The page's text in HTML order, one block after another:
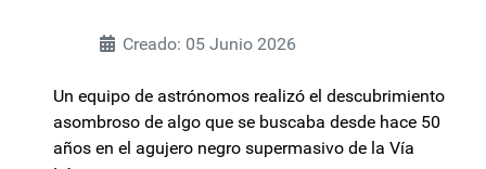
Creado: 05 Junio 2026
Un equipo de astrónomos realizó el descubrimiento
asombroso de algo que se buscaba desde hace 50
años en el agujero negro supermasivo de la Vía